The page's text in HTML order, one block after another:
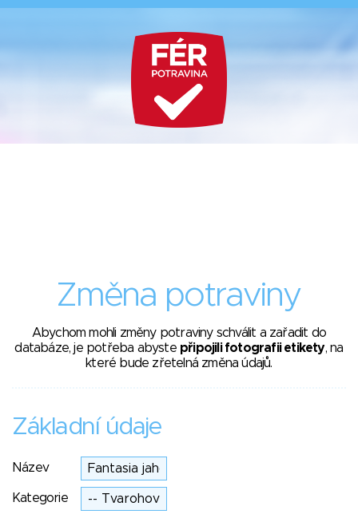
Změna potraviny
Abychom mohli změny potraviny schválit a zařadit do
databáze, je potřeba abyste připojili fotografii etikety, na
které bude zřetelná změna údajů.
Základní údaje
Název
Kategorie